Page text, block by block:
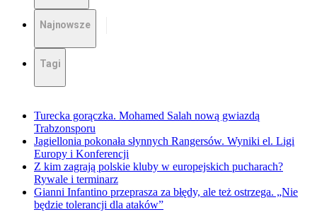
Najnowsze
Tagi
Turecka gorączka. Mohamed Salah nową gwiazdą
Trabzonsporu
Jagiellonia pokonała słynnych Rangersów. Wyniki el. Ligi
Europy i Konferencji
Z kim zagrają polskie kluby w europejskich pucharach?
Rywale i terminarz
Gianni Infantino przeprasza za błędy, ale też ostrzega. „Nie
będzie tolerancji dla ataków”